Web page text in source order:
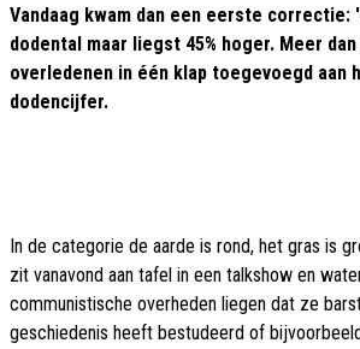
Vandaag kwam dan een eerste correctie:
dodental maar liegst 45% hoger. Meer dan
overledenen in één klap toegevoegd aan
dodencijfer.
In de categorie de aarde is rond, het gras is
zit vanavond aan tafel in een talkshow en
communistische overheden liegen dat ze
geschiedenis heeft bestudeerd of